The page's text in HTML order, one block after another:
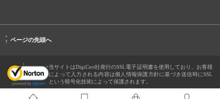
-
↑ ページの先頭へ
当サイトはDigiCert社発行のSSL電子証明書を使用しており、お客様
によって入力される内容は個人情報保護方針に基づき送信時にSSL
という暗号化技術によって保護されます。